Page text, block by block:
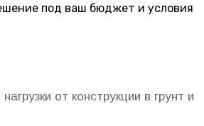
под ваш бюджет и условия
от конструкции в грунт и